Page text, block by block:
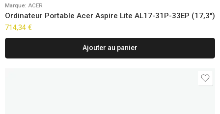
Marque: ACER
Ordinateur Portable Acer Aspire Lite AL17-31P-33EP (17,3″)
714,34 €
Ajouter au panier